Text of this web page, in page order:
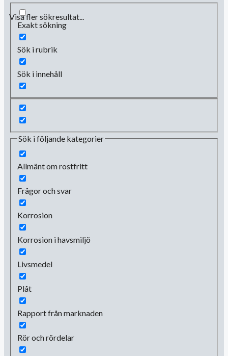
Visa fler sökresultat...
Exakt sökning
Sök i rubrik
Sök i innehåll
Sök i följande kategorier
Allmänt om rostfritt
Frågor och svar
Korrosion
Korrosion i havsmiljö
Livsmedel
Plåt
Rapport från marknaden
Rör och rördelar